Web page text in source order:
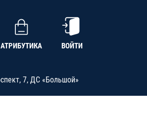
АТРИБУТИКА ВОЙТИ
7, ДС «Большой»